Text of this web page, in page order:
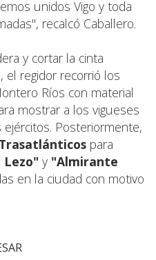
unidos Vigo y toda
recalcó Caballero.
y cortar la cinta
el regidor recorrió los
Ríos con material
mostrar a los vigueses
Posteriormente,
para
Lezo" y "Almirante
en la ciudad con motivo